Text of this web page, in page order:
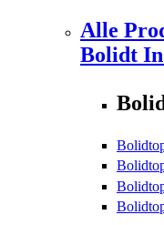
Alle
Bolidt